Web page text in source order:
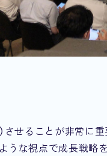
せることが非常に
な視点で成長戦略